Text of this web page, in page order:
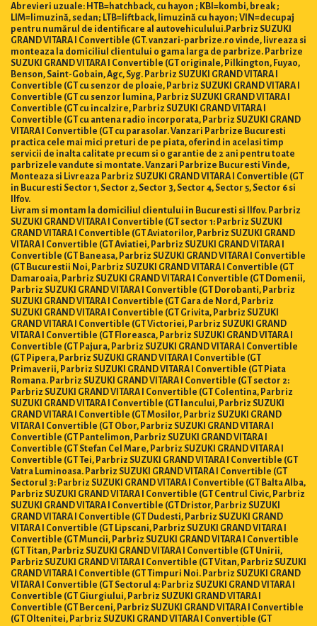
Abrevieri uzuale: HTB=hatchback, cu hayon ; KBI=kombi, break ;
LIM=limuzină, sedan; LTB=liftback, limuzină cu hayon; VIN=decupaj
pentru numărul de identificare al autovehiculului.Parbriz SUZUKI
GRAND VITARA I Convertible (GT. vanzari-parbrize.ro vinde, livreaza si
monteaza la domiciliul clientului o gama larga de parbrize. Parbrize
SUZUKI GRAND VITARA I Convertible (GT originale, Pilkington, Fuyao,
Benson, Saint-Gobain, Agc, Syg. Parbriz SUZUKI GRAND VITARA I
Convertible (GT cu senzor de ploaie, Parbriz SUZUKI GRAND VITARA I
Convertible (GT cu senzor lumina, Parbriz SUZUKI GRAND VITARA I
Convertible (GT cu incalzire, Parbriz SUZUKI GRAND VITARA I
Convertible (GT cu antena radio incorporata, Parbriz SUZUKI GRAND
VITARA I Convertible (GT cu parasolar. Vanzari Parbrize Bucuresti
practica cele mai mici preturi de pe piata, oferind in acelasi timp
servicii de inalta calitate precum si o garantie de 2 ani pentru toate
parbrizele vandute si montate. Vanzari Parbrize Bucuresti Vinde,
Monteaza si Livreaza Parbriz SUZUKI GRAND VITARA I Convertible (GT
in Bucuresti Sector 1, Sector 2, Sector 3, Sector 4, Sector 5, Sector 6 si
Ilfov.
Livram si montam la domiciliul clientului in Bucuresti si Ilfov. Parbriz
SUZUKI GRAND VITARA I Convertible (GT sector 1: Parbriz SUZUKI
GRAND VITARA I Convertible (GT Aviatorilor, Parbriz SUZUKI GRAND
VITARA I Convertible (GT Aviatiei, Parbriz SUZUKI GRAND VITARA I
Convertible (GT Baneasa, Parbriz SUZUKI GRAND VITARA I Convertible
(GT Bucurestii Noi, Parbriz SUZUKI GRAND VITARA I Convertible (GT
Damaroaia, Parbriz SUZUKI GRAND VITARA I Convertible (GT Domenii,
Parbriz SUZUKI GRAND VITARA I Convertible (GT Dorobanti, Parbriz
SUZUKI GRAND VITARA I Convertible (GT Gara de Nord, Parbriz
SUZUKI GRAND VITARA I Convertible (GT Grivita, Parbriz SUZUKI
GRAND VITARA I Convertible (GT Victoriei, Parbriz SUZUKI GRAND
VITARA I Convertible (GT Floreasca, Parbriz SUZUKI GRAND VITARA I
Convertible (GT Pajura, Parbriz SUZUKI GRAND VITARA I Convertible
(GT Pipera, Parbriz SUZUKI GRAND VITARA I Convertible (GT
Primaverii, Parbriz SUZUKI GRAND VITARA I Convertible (GT Piata
Romana. Parbriz SUZUKI GRAND VITARA I Convertible (GT sector 2:
Parbriz SUZUKI GRAND VITARA I Convertible (GT Colentina, Parbriz
SUZUKI GRAND VITARA I Convertible (GT Iancului, Parbriz SUZUKI
GRAND VITARA I Convertible (GT Mosilor, Parbriz SUZUKI GRAND
VITARA I Convertible (GT Obor, Parbriz SUZUKI GRAND VITARA I
Convertible (GT Pantelimon, Parbriz SUZUKI GRAND VITARA I
Convertible (GT Stefan Cel Mare, Parbriz SUZUKI GRAND VITARA I
Convertible (GT Tei, Parbriz SUZUKI GRAND VITARA I Convertible (GT
Vatra Luminoasa. Parbriz SUZUKI GRAND VITARA I Convertible (GT
Sectorul 3: Parbriz SUZUKI GRAND VITARA I Convertible (GT Balta Alba,
Parbriz SUZUKI GRAND VITARA I Convertible (GT Centrul Civic, Parbriz
SUZUKI GRAND VITARA I Convertible (GT Dristor, Parbriz SUZUKI
GRAND VITARA I Convertible (GT Dudesti, Parbriz SUZUKI GRAND
VITARA I Convertible (GT Lipscani, Parbriz SUZUKI GRAND VITARA I
Convertible (GT Muncii, Parbriz SUZUKI GRAND VITARA I Convertible
(GT Titan, Parbriz SUZUKI GRAND VITARA I Convertible (GT Unirii,
Parbriz SUZUKI GRAND VITARA I Convertible (GT Vitan, Parbriz SUZUKI
GRAND VITARA I Convertible (GT Timpuri Noi. Parbriz SUZUKI GRAND
VITARA I Convertible (GT Sectorul 4: Parbriz SUZUKI GRAND VITARA I
Convertible (GT Giurgiului, Parbriz SUZUKI GRAND VITARA I
Convertible (GT Berceni, Parbriz SUZUKI GRAND VITARA I Convertible
(GT Oltenitei, Parbriz SUZUKI GRAND VITARA I Convertible (GT